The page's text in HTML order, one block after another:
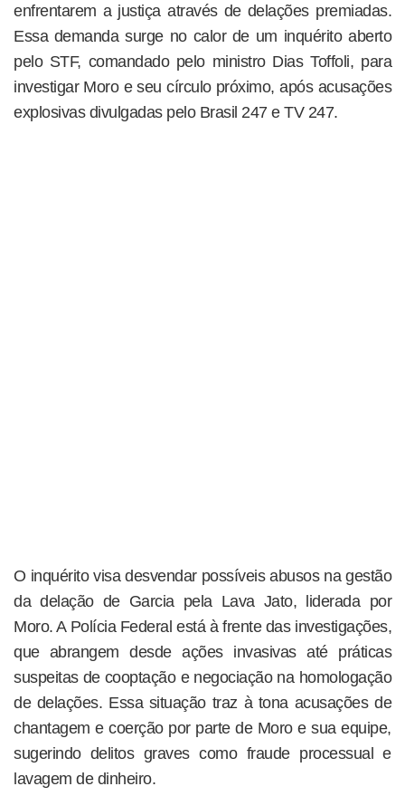
enfrentarem a justiça através de delações premiadas.
Essa demanda surge no calor de um inquérito aberto
pelo STF, comandado pelo ministro Dias Toffoli, para
investigar Moro e seu círculo próximo, após acusações
explosivas divulgadas pelo Brasil 247 e TV 247.
O inquérito visa desvendar possíveis abusos na gestão
da delação de Garcia pela Lava Jato, liderada por
Moro. A Polícia Federal está à frente das investigações,
que abrangem desde ações invasivas até práticas
suspeitas de cooptação e negociação na homologação
de delações. Essa situação traz à tona acusações de
chantagem e coerção por parte de Moro e sua equipe,
sugerindo delitos graves como fraude processual e
lavagem de dinheiro.